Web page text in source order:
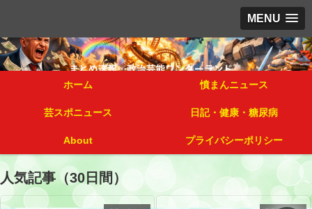
MENU
ホーム 憤まんニュース
芸スポニュース 日記・健康・糖尿病
About プライバシーポリシー
人気記事（30日間）